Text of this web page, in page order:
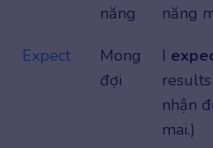
năng
năng
Expect
Mong
đợi
I
nhận
mai.)